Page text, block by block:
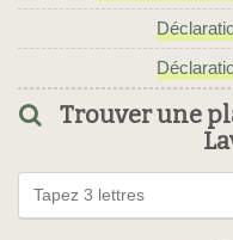
Trouver une